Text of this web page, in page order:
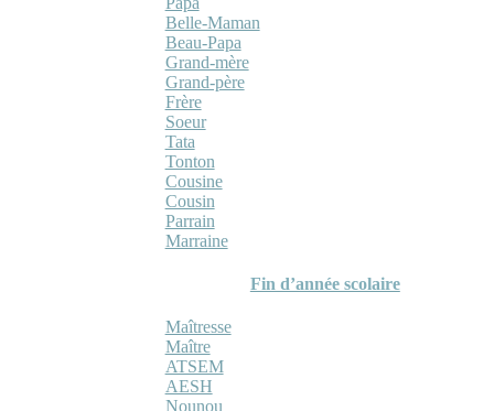
Belle-Maman
Beau-Papa
Grand-mère
Grand-père
Frère
Soeur
Tata
Tonton
Cousine
Cousin
Parrain
Marraine
Fin d’année scolaire
Maîtresse
Maître
ATSEM
AESH
Nounou